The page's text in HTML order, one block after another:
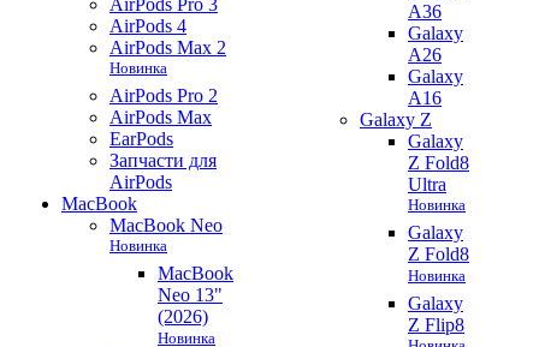
AirPods 4
AirPods Max 2
Новинка
AirPods Pro 2
AirPods Max
EarPods
Запчасти для
AirPods
MacBook
MacBook Neo
Новинка
MacBook
Neo 13"
(2026)
Новинка
A36
Galaxy
A26
Galaxy
A16
Galaxy Z
Galaxy
Z Fold8
Ultra
Новинка
Galaxy
Z Fold8
Новинка
Galaxy
Z Flip8